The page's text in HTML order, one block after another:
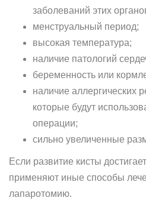
заболеваний этих
менструальный период;
высокая температура;
наличие патологий
беременность или
наличие аллергических
которые будут
операции;
сильно увеличенные
Если развитие кисты
применяют иные способы
лапаротомию.